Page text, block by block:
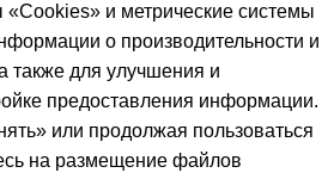
и метрические системы
о производительности и
также для улучшения и
предоставления информации.
или продолжая пользоваться
на размещение файлов